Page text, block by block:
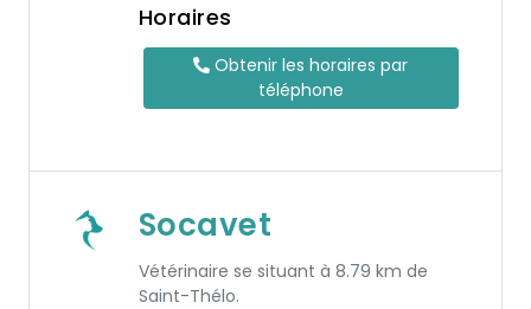
Horaires
Obtenir les horaires par
téléphone
Socavet
Vétérinaire se situant à 8.79 km de
Saint-Thélo.